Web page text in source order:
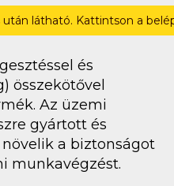
látható. Kattintson a
és
összekötővel
Az üzemi
gyártott és
a biztonságot
munkavégzést.